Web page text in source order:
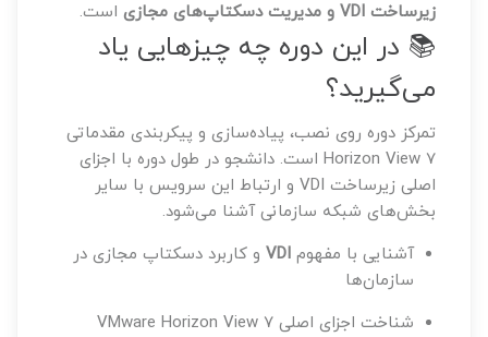
زیرساخت VDI و مدیریت دسکتاپ‌های مجازی
است.
📚 در این دوره چه چیزهایی یاد
می‌گیرید؟
تمرکز دوره روی نصب، پیاده‌سازی و پیکربندی مقدماتی
Horizon View 7 است. دانشجو در طول دوره با اجزای
اصلی زیرساخت VDI و ارتباط این سرویس با سایر
بخش‌های شبکه سازمانی آشنا می‌شود.
آشنایی با مفهوم VDIو کاربرد دسکتاپ مجازی در
سازمان‌ها
شناخت اجزای اصلی VMware Horizon View 7